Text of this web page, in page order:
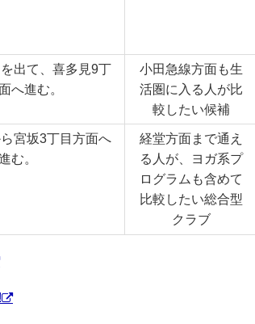
出て、喜多見9丁
へ進む。
小田急線方面も生
活圏に入る人が比
較したい候補
宮坂3丁目方面へ
む。
経堂方面まで通え
る人が、ヨガ系プ
ログラムも含めて
比較したい総合型
クラブ